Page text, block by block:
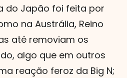
do Japão foi feita por
na Austrália, Reino
até removiam os
algo que em outros
reação feroz da Big N;